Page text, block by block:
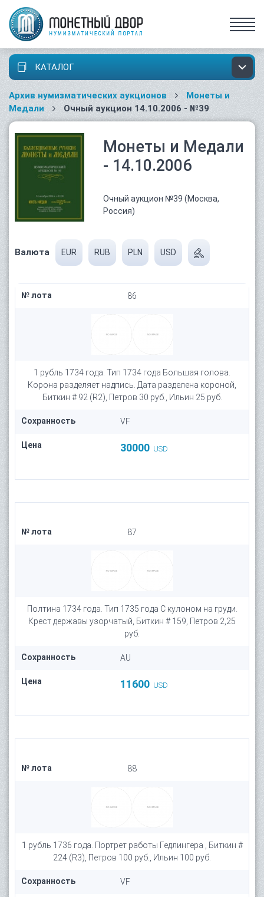
КАТАЛОГ
Архив нумизматических аукционов
Монеты и
Медали
Очный аукцион 14.10.2006 - №39
Монеты и Медали
- 14.10.2006
Очный аукцион №39 (Москва,
Россия)
Валюта EUR RUB PLN USD
№ лота 86
1 рубль 1734 года. Тип 1734 года Большая голова.
Корона разделяет надпись. Дата разделена короной,
Биткин # 92 (R2), Петров 30 руб., Ильин 25 руб.
Сохранность VF
Цена 30000 USD
№ лота 87
Полтина 1734 года. Тип 1735 года С кулоном на груди.
Крест державы узорчатый, Биткин # 159, Петров 2,25
руб.
Сохранность AU
Цена 11600 USD
№ лота 88
1 рубль 1736 года. Портрет работы Гедлингера , Биткин #
224 (R3), Петров 100 руб., Ильин 100 руб.
Сохранность VF